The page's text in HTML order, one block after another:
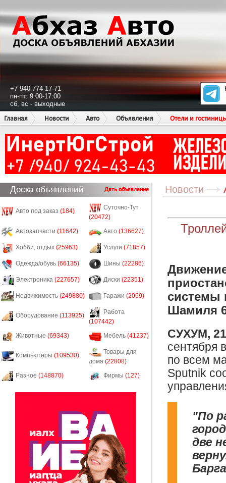
+7 940 774-17-71
пн-пт: 9:00-17:00
сб, вс - выходные
Главная
Новости Авто Объявления Отели и
Доска объявлений Дать объявление
Авто под заказ (184)
Суточно-Тут
(20472)
Автозапчасти (11642) Авто (136627)
Хобби, отдых (25963) Услуги (71857)
Одежда/обувь (66135) Шины (22286)
Электроника (227657) Диски (22351)
Недвижимость (249880) Гаражи (2069)
Оборудование (113925)
Работа
(107442)
Животные (69343) Мебель (41237)
Компьютеры (109530)
Товары для
дома (22808)
Разное (148870) Фирмы (127)
Новости
системы
Шамиля
СУХУМ,
сентября
по всем
Sputnik
"По
две